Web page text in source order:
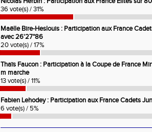
36 vote(s) / 31%
Maëlle Bire-Heslouis : Participation aux France
avec 26'27"86
20 vote(s) / 17%
Thaïs Faucon : Participation à la Coupe de France
m marche
13 vote(s) / 11%
Fabien Lehodey : Participation aux France Cadets
6 vote(s) / 5%